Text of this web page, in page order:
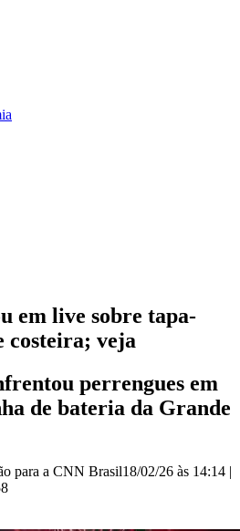
em live sobre tapa-
costeira; veja
perrengues em
de bateria da Grande
para a CNN Brasil18/02/26 às 14:14 |